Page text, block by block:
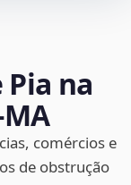
na
comércios e
de obstrução